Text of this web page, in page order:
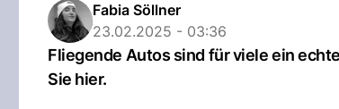
Fabia Söllner
23.02.2025 - 03:36
Fliegende Autos sind für viele ein
Sie hier.